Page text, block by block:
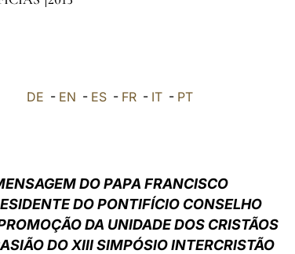
DE - EN - ES - FR - IT - PT
DO PAPA FRANCISCO
DO PONTIFÍCIO CONSELHO
DA UNIDADE DOS CRISTÃOS
DO XIII SIMPÓSIO INTERCRISTÃO